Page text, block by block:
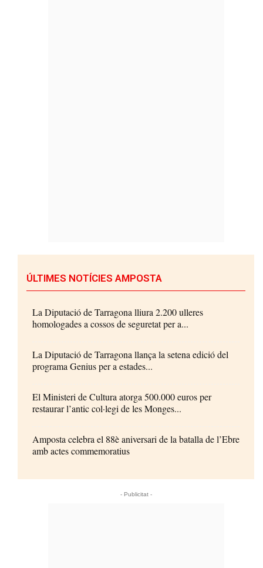
ÚLTIMES NOTÍCIES AMPOSTA
La Diputació de Tarragona lliura 2.200 ulleres
homologades a cossos de seguretat per a...
La Diputació de Tarragona llança la setena edició del
programa Genius per a estades...
El Ministeri de Cultura atorga 500.000 euros per
restaurar l’antic col·legi de les Monges...
Amposta celebra el 88è aniversari de la batalla de l’Ebre
amb actes commemoratius
- Publicitat -